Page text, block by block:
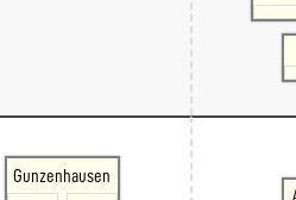
Gunzenhausen